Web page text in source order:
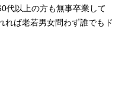
代以上の方も無事卒業して
れば老若男女問わず誰でもド